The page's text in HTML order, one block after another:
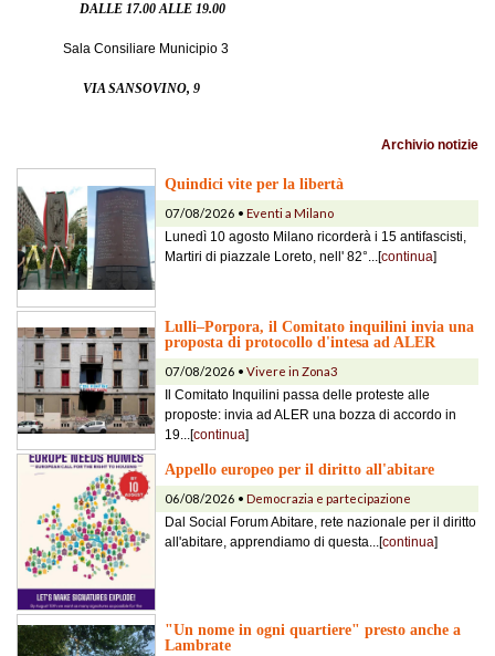
DALLE 17.00 ALLE 19.00
Sala Consiliare Municipio 3
VIA SANSOVINO, 9
Archivio notizie
Quindici vite per la libertà
07/08/2026 • Eventi a Milano
Lunedì 10 agosto Milano ricorderà i 15 antifascisti,
Martiri di piazzale Loreto, nell' 82°...[continua]
Lulli–Porpora, il Comitato inquilini invia una
proposta di protocollo d'intesa ad ALER
07/08/2026 • Vivere in Zona3
Il Comitato Inquilini passa delle proteste alle
proposte: invia ad ALER una bozza di accordo in
19...[continua]
Appello europeo per il diritto all'abitare
06/08/2026 • Democrazia e partecipazione
Dal Social Forum Abitare, rete nazionale per il diritto
all'abitare, apprendiamo di questa...[continua]
"Un nome in ogni quartiere" presto anche a
Lambrate